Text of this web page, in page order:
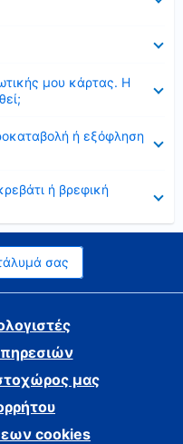
μου κάρτας. Η
ή εξόφληση
ή βρεφική
σας
μας
cookies